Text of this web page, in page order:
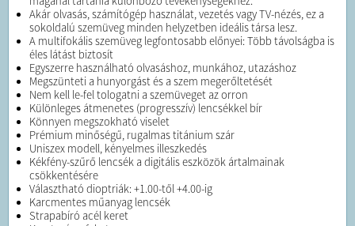
Akár olvasás, számítógép használat, vezetés vagy TV-nézés, ez a
sokoldalú szemüveg minden helyzetben ideális társa lesz.
A multifokális szemüveg legfontosabb előnyei: Több távolságba is
éles látást biztosít
Egyszerre használható olvasáshoz, munkához, utazáshoz
Megszünteti a hunyorgást és a szem megerőltetését
Nem kell le-fel tologatni a szemüveget az orron
Különleges átmenetes (progresszív) lencsékkel bír
Könnyen megszokható viselet
Prémium minőségű, rugalmas titánium szár
Uniszex modell, kényelmes illeszkedés
Kékfény-szűrő lencsék a digitális eszközök ártalmainak
csökkentésére
Választható dioptriák: +1.00-től +4.00-ig
Karcmentes műanyag lencsék
Strapabíró acél keret